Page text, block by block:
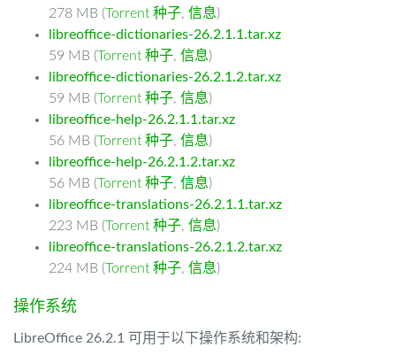
278 MB (Torrent 种子, 信息)
libreoffice-dictionaries-26.2.1.1.tar.xz
59 MB (Torrent 种子, 信息)
libreoffice-dictionaries-26.2.1.2.tar.xz
59 MB (Torrent 种子, 信息)
libreoffice-help-26.2.1.1.tar.xz
56 MB (Torrent 种子, 信息)
libreoffice-help-26.2.1.2.tar.xz
56 MB (Torrent 种子, 信息)
libreoffice-translations-26.2.1.1.tar.xz
223 MB (Torrent 种子, 信息)
libreoffice-translations-26.2.1.2.tar.xz
224 MB (Torrent 种子, 信息)
操作系统
LibreOffice 26.2.1 可用于以下操作系统和架构: